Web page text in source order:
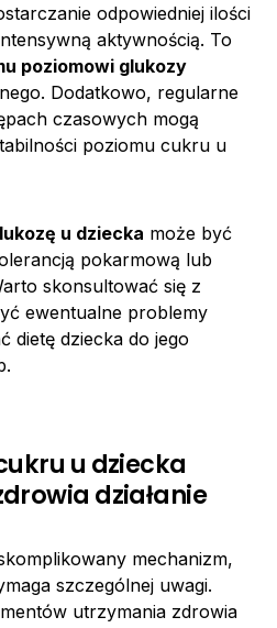
odpowiedniej ilości
aktywnością. To
poziomowi glukozy
Dodatkowo, regularne
czasowych mogą
poziomu cukru u
u dziecka może być
pokarmową lub
skonsultować się z
ewentualne problemy
dietę dziecka do jego
u dziecka
działanie
mechanizm,
szczególnej uwagi.
utrzymania zdrowia